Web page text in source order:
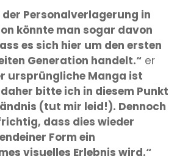
Personalverlagerung in
könnte man sogar davon
es sich hier um den ersten
Generation handelt.“ er
ursprüngliche Manga ist
bitte ich in diesem Punkt
(tut mir leid!). Dennoch
dass dies wieder
Form ein
visuelles Erlebnis wird.“